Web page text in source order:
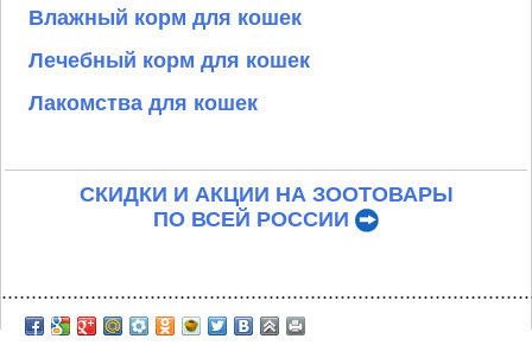
Влажный корм для кошек
Лечебный корм для кошек
Лакомства для кошек
СКИДКИ И АКЦИИ НА ЗООТОВАРЫ
ПО ВСЕЙ РОССИИ